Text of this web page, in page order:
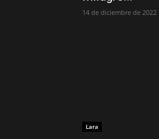
14 de diciembre de 2022
Lara